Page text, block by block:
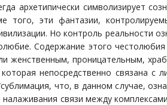
архетипически символизирует
того, эти фантазии,
Но контроль реальности
Содержание этого
женственным, проницательным,
непосредственно связана
что, в данном случае,
связи между